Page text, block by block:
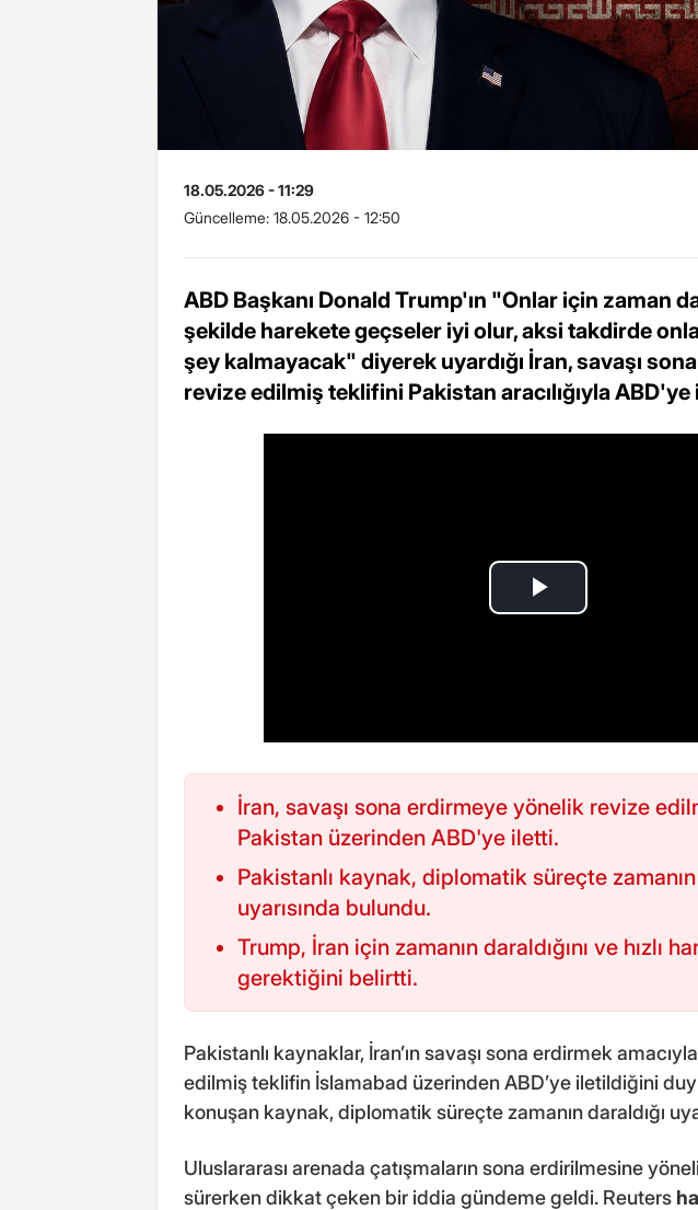
18.05.2026 - 11:29
Güncelleme: 18.05.2026 - 12:50
ABD Başkanı Donald Trump'ın "Onlar için zaman
şekilde harekete geçseler iyi olur, aksi takdirde
şey kalmayacak" diyerek uyardığı İran, savaşı
revize edilmiş teklifini Pakistan aracılığıyla ABD'ye
İran, savaşı sona erdirmeye yönelik revize
Pakistan üzerinden ABD'ye iletti.
Pakistanlı kaynak, diplomatik süreçte zamanın
uyarısında bulundu.
Trump, İran için zamanın daraldığını ve hızlı
gerektiğini belirtti.
Pakistanlı kaynaklar, İran’ın savaşı sona erdirmek
edilmiş teklifin İslamabad üzerinden ABD’ye iletildiğini
konuşan kaynak, diplomatik süreçte zamanın daraldığı
Uluslararası arenada çatışmaların sona erdirilmesine
sürerken dikkat çeken bir iddia gündeme geldi. Reuters